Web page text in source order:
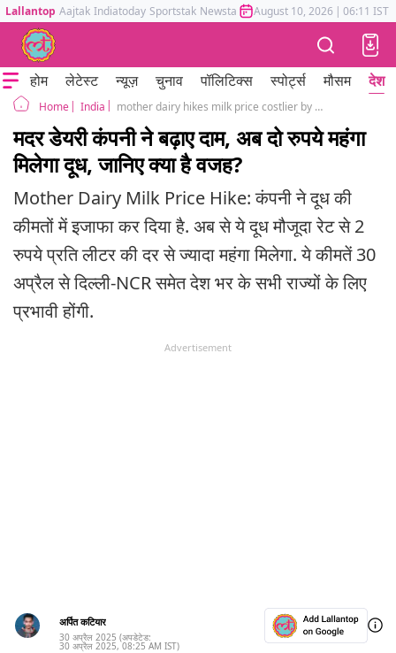
Lallantop Aajtak Indiatoday Sportstak Newstak Mumbai Tak Astrotak
August 10, 2026 | 06:11 IST
होम लेटेस्ट न्यूज़ चुनाव पॉलिटिक्स स्पोर्ट्स मौसम देश
Home India mother dairy hikes milk price costlier by 2 rupees per litre delhi ncr
मदर डेयरी कंपनी ने बढ़ाए दाम, अब दो रुपये महंगा
मिलेगा दूध, जानिए क्या है वजह?
Mother Dairy Milk Price Hike: कंपनी ने दूध की
कीमतों में इजाफा कर दिया है. अब से ये दूध मौजूदा रेट से 2
रुपये प्रति लीटर की दर से ज्यादा महंगा मिलेगा. ये कीमतें 30
अप्रैल से दिल्ली-NCR समेत देश भर के सभी राज्यों के लिए
प्रभावी होंगी.
Advertisement
अर्पित कटियार
30 अप्रैल 2025 (अपडेटेड:
30 अप्रैल 2025, 08:25 AM IST)